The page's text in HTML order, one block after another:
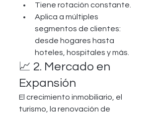
Tiene rotación constante.
Aplica a múltiples
segmentos de clientes:
desde hogares hasta
hoteles, hospitales y más.
📈 2. Mercado en
Expansión
El crecimiento inmobiliario, el
turismo, la renovación de